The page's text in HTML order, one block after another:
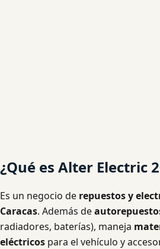
¿Qué es Alter Electric
Es un negocio de repuestos y
Caracas. Además de
radiadores, baterías), maneja
eléctricos para el vehículo y